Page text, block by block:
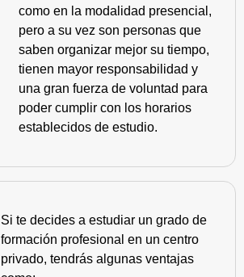
como en la modalidad presencial,
pero a su vez son personas que
saben organizar mejor su tiempo,
tienen mayor responsabilidad y
una gran fuerza de voluntad para
poder cumplir con los horarios
establecidos de estudio.
Si te decides a estudiar un grado de
formación profesional en un centro
privado, tendrás algunas ventajas